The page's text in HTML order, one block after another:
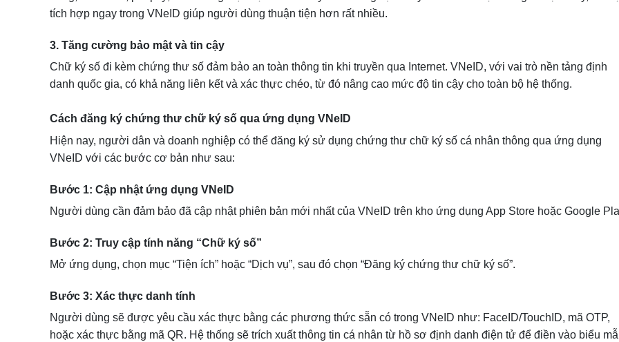
tích hợp ngay trong VNeID giúp người dùng thuận tiện hơn rất nhiều.
3. Tăng cường bảo mật và tin cậy
Chữ ký số đi kèm chứng thư số đảm bảo an toàn thông tin khi truyền qua Internet. VNeID, với vai trò nền tảng định
danh quốc gia, có khả năng liên kết và xác thực chéo, từ đó nâng cao mức độ tin cậy cho toàn bộ hệ thống.
Cách đăng ký chứng thư chữ ký số qua ứng dụng VNeID
Hiện nay, người dân và doanh nghiệp có thể đăng ký sử dụng chứng thư chữ ký số cá nhân thông qua ứng dụng
VNeID với các bước cơ bản như sau:
Bước 1: Cập nhật ứng dụng VNeID
Người dùng cần đảm bảo đã cập nhật phiên bản mới nhất của VNeID trên kho ứng dụng App Store hoặc Google
Bước 2: Truy cập tính năng “Chữ ký số”
Mở ứng dụng, chọn mục “Tiện ích” hoặc “Dịch vụ”, sau đó chọn “Đăng ký chứng thư chữ ký số”.
Bước 3: Xác thực danh tính
Người dùng sẽ được yêu cầu xác thực bằng các phương thức sẵn có trong VNeID như: FaceID/TouchID, mã OTP,
hoặc xác thực bằng mã QR. Hệ thống sẽ trích xuất thông tin cá nhân từ hồ sơ định danh điện tử để điền vào biểu